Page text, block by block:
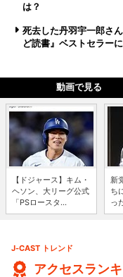
は？
死去した丹羽宇一郎さ
ど読書』ベストセラーに
動画で見る
【ドジャース】キム・
ヘソン、大リーグ公式
「PSロースタ...
新
ち
っ
J-CAST トレンド
アクセスラン